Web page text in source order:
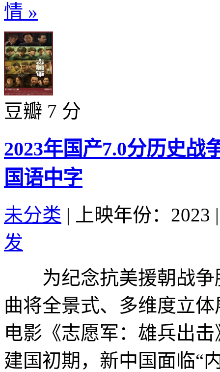
情 »
豆瓣 7 分
2023年国产7.0分历史战
国语中字
未分类 | 上映年份：2023 |
发
为纪念抗美援朝战争
曲将全景式、多维度立
电影《志愿军：雄兵出
建国初期，新中国面临“